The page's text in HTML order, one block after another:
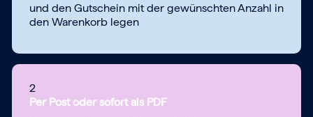
und den Gutschein mit der gewünschten Anzahl in
den Warenkorb legen
2
Per Post oder sofort als PDF